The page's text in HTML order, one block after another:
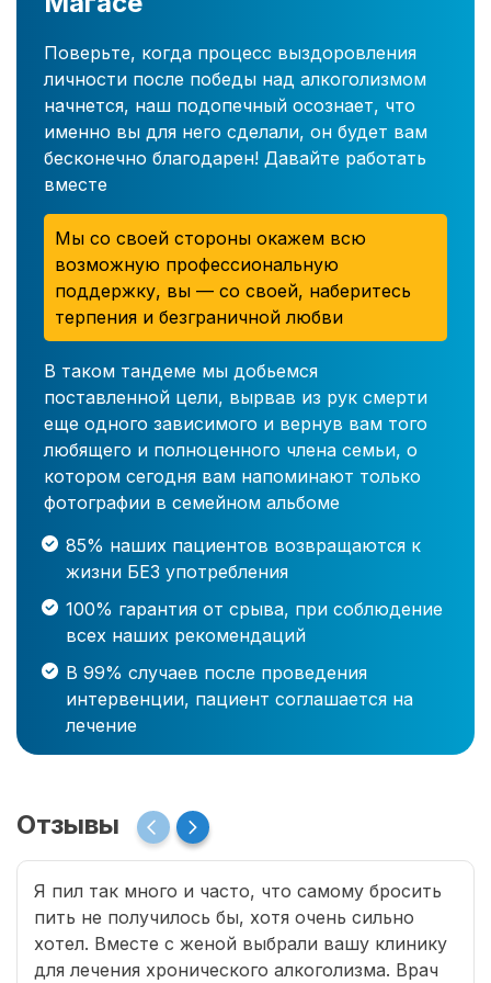
Поверьте, когда процесс выздоровления
личности после победы над алкоголизмом
начнется, наш подопечный осознает, что
именно вы для него сделали, он будет вам
бесконечно благодарен! Давайте работать
вместе
Мы со своей стороны окажем всю
возможную профессиональную
поддержку, вы — со своей, наберитесь
терпения и безграничной любви
В таком тандеме мы добьемся
поставленной цели, вырвав из рук смерти
еще одного зависимого и вернув вам того
любящего и полноценного члена семьи, о
котором сегодня вам напоминают только
фотографии в семейном альбоме
85% наших пациентов возвращаются к
жизни БЕЗ употребления
100% гарантия от срыва, при соблюдение
всех наших рекомендаций
В 99% случаев после проведения
интервенции, пациент соглашается на
лечение
Отзывы
Я пил так много и часто, что самому бросить
пить не получилось бы, хотя очень сильно
хотел. Вместе с женой выбрали вашу клинику
для лечения хронического алкоголизма. Врач